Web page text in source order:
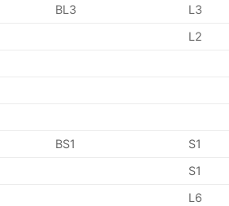
BL3 L3
L2
BS1
S1
S1
L6